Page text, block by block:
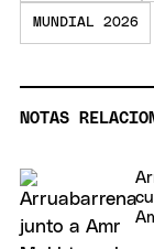
MUNDIAL 2026
NOTAS